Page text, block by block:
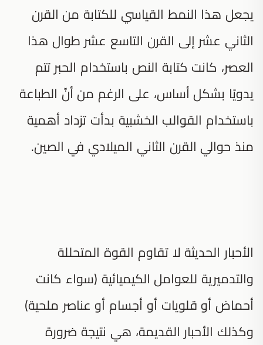
يجعل هذا النمط القياسي للكتابة من القرن
الثاني عشر إلى القرن التاسع عشر طوال هذا
العصر، كانت كتابة النص باستخدام الحبر تتم
يدويًا بشكل أساس، على الرغم من أنّ الطباعة
باستخدام القوالب الخشبية بدأت تزداد أهمية
منذ حوالي القرن الثاني الميلادي في الصين.
الأحبار الحديثة لا تقاوم القوة المتحللة
والتدميرية للعوامل الكيميائية (سواء كانت
أحماض أو قلويات أو أجسام أو عناصر ملحية)
وكذلك الأحبار القديمة، هي نتيجة ضرورة